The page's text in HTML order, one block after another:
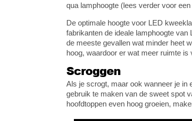
qua lamphoogte (lees verder voor
De optimale hoogte voor LED
fabrikanten de ideale lamphoogte
de meeste gevallen wat minder heet
hoog, waardoor er wat meer ruimte is
Scroggen
Als je scrogt, maar ook wanneer je in
gebruik te maken van de sweet spot
hoofdtoppen even hoog groeien,